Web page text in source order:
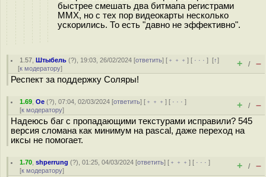
быстрее смешать два битмапа регистрами
MMX, но с тех пор видеокарты несколько
ускорились. То есть "давно не эффективно".
1.57 ,Штыбель (?), 19:03, 26/02/2024 [ответить] [ ﹢﹢﹢] [ · · ·][↑]
[к модератору] + / –
Респект за поддержку Соляры!
1.69 ,Oe (?), 07:04, 02/03/2024 [ответить] [ ﹢﹢﹢] [ · · ·]
[к модератору] + / –
Надеюсь баг с пропадающими текстурами исправили? 545
версия сломана как минимум на pascal, даже переход на
иксы не помогает.
1.70 ,shperrung (?), 01:25, 04/03/2024 [ответить] [ ﹢﹢﹢] [ · · ·]
[к модератору] + / –